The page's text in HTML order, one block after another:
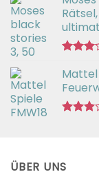
3.02
von 5
mit
3.00
von 5
Mattel
ÜBER UNS